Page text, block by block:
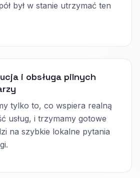
był w stanie utrzymać ten
i obsługa pilnych
tylko to, co wspiera realną
usług, i trzymamy gotowe
na szybkie lokalne pytania